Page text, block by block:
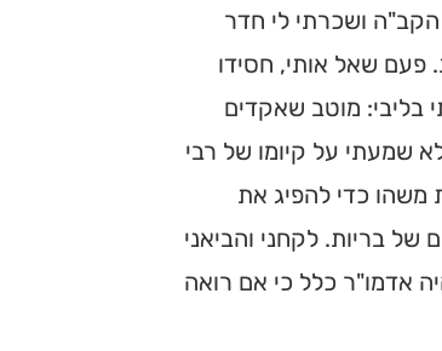
ושכרתי לי חדר
פעם שאל אותי, חסידו
בליבי: מוטב שאקדים
שמעתי על קיומו של רבי
משהו כדי להפיג את
של בריות. לקחני והביאני
אדמו"ר כלל כי אם רואה